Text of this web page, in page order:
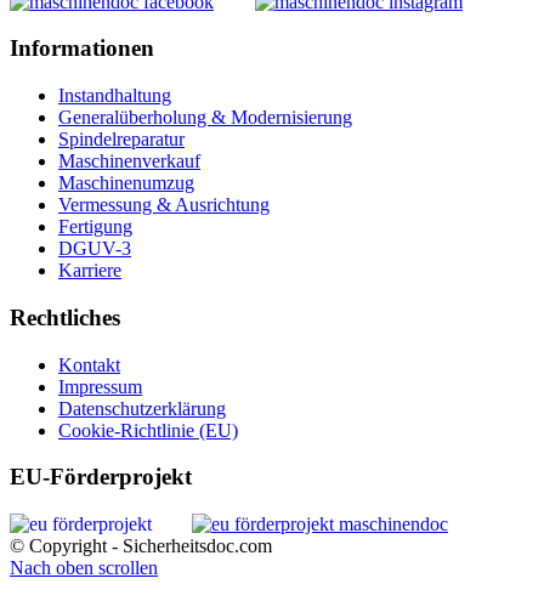
Informationen
Instandhaltung
Generalüberholung & Modernisierung
Spindelreparatur
Maschinenverkauf
Maschinenumzug
Vermessung & Ausrichtung
Fertigung
DGUV-3
Karriere
Rechtliches
Kontakt
Impressum
Datenschutzerklärung
Cookie-Richtlinie (EU)
EU-Förderprojekt
© Copyright - Sicherheitsdoc.com
Nach oben scrollen